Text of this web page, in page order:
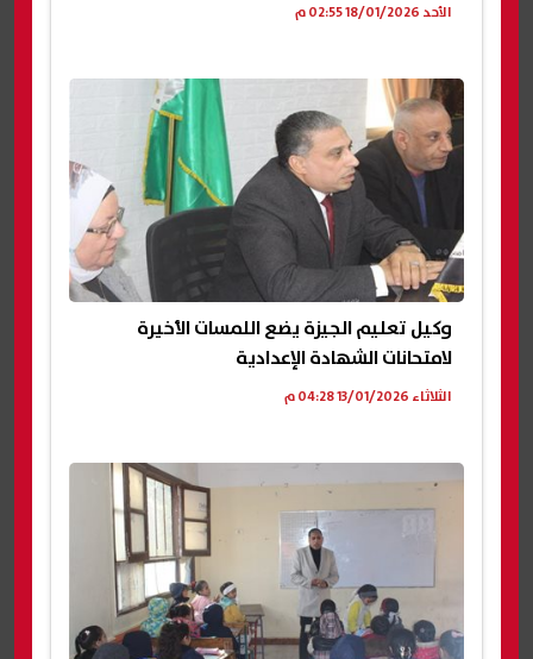
الأحد 18/01/2026 02:55 م
وكيل تعليم الجيزة يضع اللمسات الأخيرة
لامتحانات الشهادة الإعدادية
الثلاثاء 13/01/2026 04:28 م